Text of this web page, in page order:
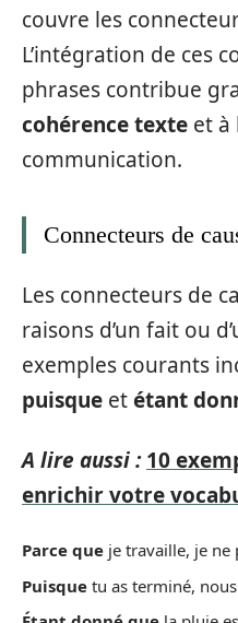
couvre les
L’intégration de ces
phrases contribue
cohérence texte et à
communication.
Connecteurs de
Les connecteurs de
raisons d’un fait ou
exemples courants
puisque etétant
A lire aussi : 10
enrichir votre
Parce que je travaille, je ne
Puisque tu as terminé,